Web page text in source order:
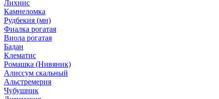
Лихнис
Камнеломка
Рудбекия (мн)
Фиалка рогатая
Виола рогатая
Бадан
Клематис
Ромашка (Нивяник)
Алиссум скальный
Альстремерия
Чубушник